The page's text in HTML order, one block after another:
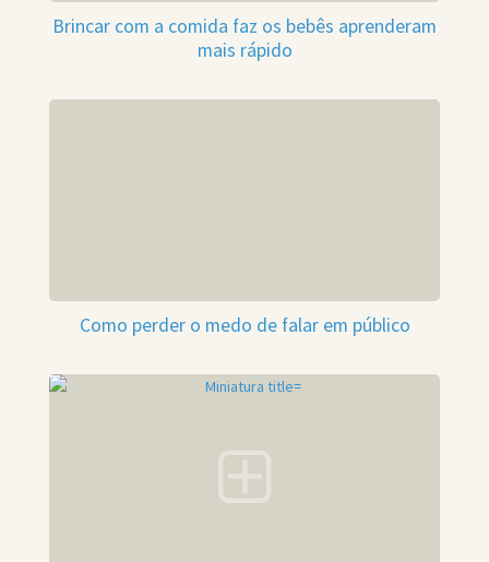
Brincar com a comida faz os bebês aprenderam
mais rápido
Como perder o medo de falar em público